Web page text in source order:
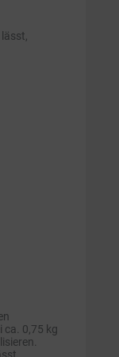
ca. 0,75 kg